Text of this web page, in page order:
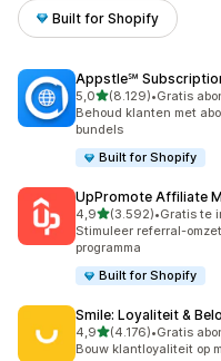
Built for Shopify
Appstle℠
5,0van 5 sterren
(8.129)
8129 recensies in totaal
•Gratis
Behoud klanten met
bundels
Built for Shopify
UpPromote Affiliate
4,9van 5 sterren
(3.592)
3592 recensies in totaal
•Gratis te
Stimuleer referral-
programma
Built for Shopify
Smile: Loyaliteit &
4,9van 5 sterren
(4.176)
4176 recensies in totaal
•Gratis
Bouw klantloyaliteit op